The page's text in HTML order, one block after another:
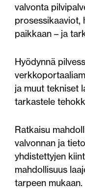
valvonta
prosessikaaviot,
paikkaan – ja
Hyödynnä
ja muut tekniset
tarkastele
Ratkaisu
valvonnan ja
yhdistettyjen
mahdollisuus
tarpeen mukaan.